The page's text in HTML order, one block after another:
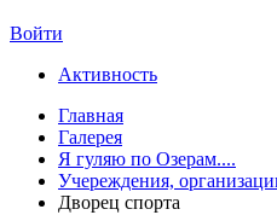
Войти
Активность
Главная
Галерея
Я гуляю по Озерам....
Учереждения,
Дворец спорта